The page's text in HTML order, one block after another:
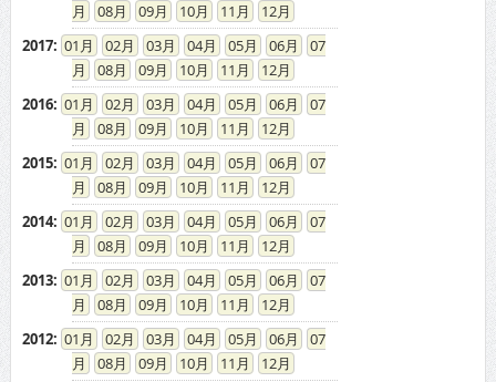
08
09 10 11
12
2017: 01 02 03 04 05 06
07
08
09 10 11
12
2016: 01 02 03 04 05 06
07
08
09 10 11
12
2015: 01 02 03 04 05 06
07
08
09 10 11
12
2014: 01 02 03 04 05 06
07
08
09 10 11
12
2013: 01 02 03 04 05 06
07
08
09 10 11
12
2012: 01 02 03 04 05 06
07
08
09 10 11
12